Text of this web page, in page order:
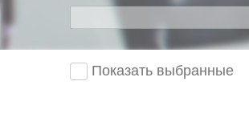
Показать выбранные